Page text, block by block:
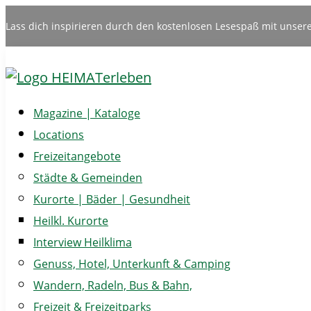
Lass dich inspirieren durch den kostenlosen Lesespaß mit
Magazine | Kataloge
Locations
Freizeitangebote
Städte & Gemeinden
Kurorte | Bäder | Gesundheit
Heilkl. Kurorte
Interview Heilklima
Genuss, Hotel, Unterkunft & Camping
Wandern, Radeln, Bus & Bahn,
Freizeit & Freizeitparks